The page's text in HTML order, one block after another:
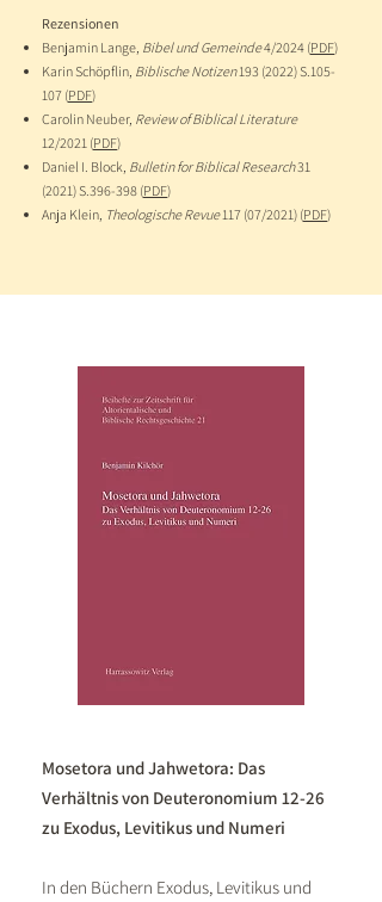
Rezensionen
Benjamin Lange, Bibel und Gemeinde4/2024 (PDF)
Karin Schöpflin, Biblische Notizen193 (2022)S.105-
107 (PDF)
Carolin Neuber, Review of Biblical Literature
12/2021 (PDF)
Daniel I. Block, Bulletin for Biblical Research31
(2021) S.396-398 (PDF)
Anja Klein, Theologische Revue117 (07/2021) (PDF)
Mosetora und Jahwetora: Das
Verhältnis von Deuteronomium 12-26
zu Exodus, Levitikus und Numeri
In den Büchern Exodus, Levitikus und